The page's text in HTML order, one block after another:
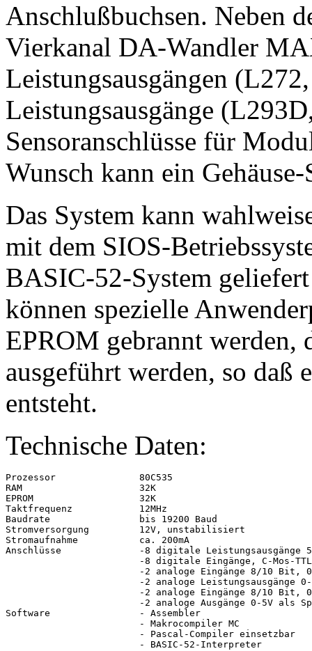
Anschlußbuchsen. Neben
Vierkanal DA-Wandler
Leistungsausgängen
Leistungsausgänge
Sensoranschlüsse für
Wunsch kann ein
Das System kann
mit dem SIOS-
BASIC-52-System
können spezielle
EPROM gebrannt werden,
ausgeführt werden, so daß
entsteht.
Technische Daten:
Prozessor               80C535
RAM                     32K
EPROM                   32K
Taktfrequenz            12MHz
Baudrate                bis 19200 Baud
Stromversorgung         12V, unstabilisiert
Stromaufnahme           ca. 200mA
Anschlüsse              -8 digitale Leistungsausgänge
-8 digitale Eingänge, C-Mos-
-2 analoge Eingänge 8/10 Bit,
-2 analoge Leistungsausgänge
-2 analoge Eingänge 8/10 Bit,
-2 analoge Ausgänge 0-5V als
Software                - Assembler
                        - Makrocompiler MC
                        - Pascal-Compiler einsetzbar
                        - BASIC-52-Interpreter